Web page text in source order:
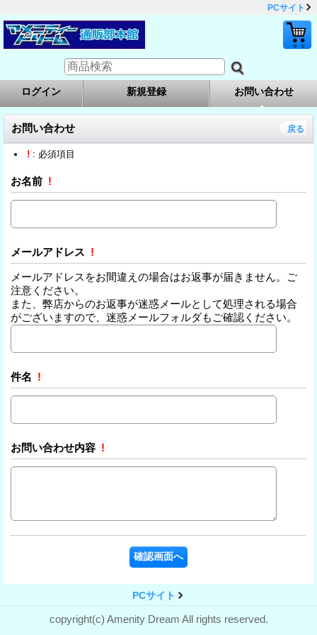
PCサイト
ログイン 新規登録 お問い合わせ
お問い合わせ 戻る
! : 必須項目
お名前 !
メールアドレス !
メールアドレスをお間違えの場合はお返事が届きません。ご
注意ください。
また、弊店からのお返事が迷惑メールとして処理される場合
がございますので、迷惑メールフォルダもご確認ください。
件名 !
お問い合わせ内容 !
PCサイト
copyright(c) Amenity Dream All rights reserved.